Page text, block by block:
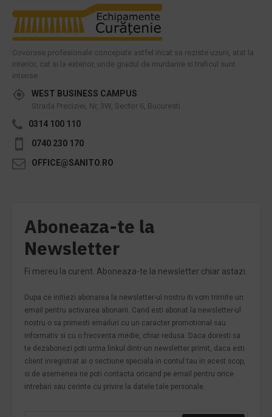
Covorase profesionale concepute astfel incat sa reziste uzurii, atat la
interior, cat si la exterior, unde gradul de murdarire si traficul sunt
intense.
WEST BUSINESS CAMPUS
Strada Preciziei, Nr, 3W, Sector 6, Bucuresti
0314 100 110
0740 230 170
OFFICE@SANITO.RO
Aboneaza-te la
Newsletter
Fi mereu la curent. Aboneaza-te la newsletter chiar astazi.
Dupa ce initiezi abonarea la newsletter-ul nostru iti vom trimite un
email pentru activarea abonarii. Cand esti abonat la newsletter-ul
nostru o sa primesti emailuri cu un caracter promotional sau
informativ si cu o frecventa medie, chiar redusa. Daca doresti sa
te dezabonezi poti urma linkul dintr-un newsletter primit, daca esti
client inregistrat ai o sectiune speciala in contul tau in acest scop,
si de asemenea ne poti contacta oricand pe email pentru orice
intrebari sau cerinte cu privire la datele tale personale.